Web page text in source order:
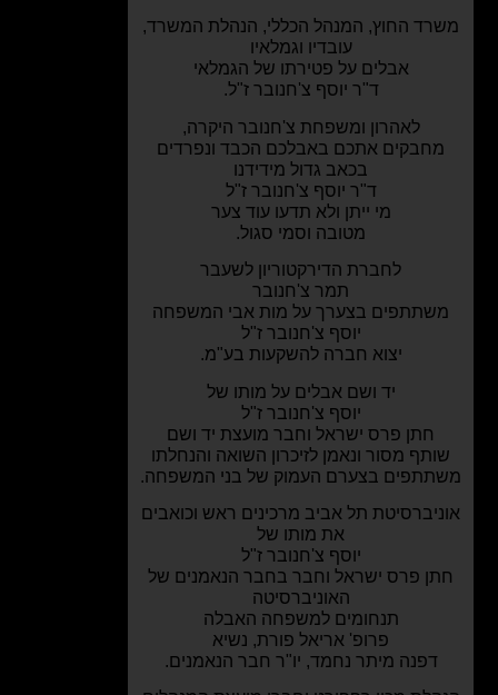
החוץ, המנהל הכללי,הנהלת המשרד,
עובדיו וגמלאיו
אבלים על פטירתו של הגמלאי
ד"ר יוסף צ'חנובר ז"ל.
לאהרון ומשפחת צ'חנובר היקרה,
אתכם באבלכם הכבד ונפרדים
בכאב גדול מידידנו
ד"ר יוסף צ'חנובר ז"ל
מי ייתן ולא תדעו עוד צער
מטובה וסמי סגול.
לחברת הדירקטוריון לשעבר
תמר צ'חנובר
בצערך על מות אבי המשפחה
יוסף צ'חנובר ז"ל
יצוא חברה להשקעות בע"מ.
יד ושם אבלים על מותו של
יוסף צ'חנובר ז"ל
חתן פרס ישראל וחבר מועצת יד ושם
מסור ונאמן לזיכרון השואה והנחלתו
בצערם העמוק של בני המשפחה.
תל אביב מרכינים ראש וכואבים
את מותו של
יוסף צ'חנובר ז"ל
פרס ישראל וחבר בחבר הנאמנים של
האוניברסיטה
תנחומים למשפחה האבלה
פרופ' אריאל פורת, נשיא
דפנה מיתר נחמד, יו"ר חבר הנאמנים.